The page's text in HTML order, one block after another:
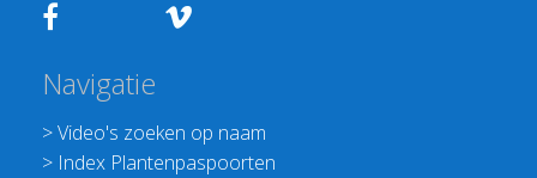
Navigatie
>Video's zoeken op naam
> Index Plantenpaspoorten